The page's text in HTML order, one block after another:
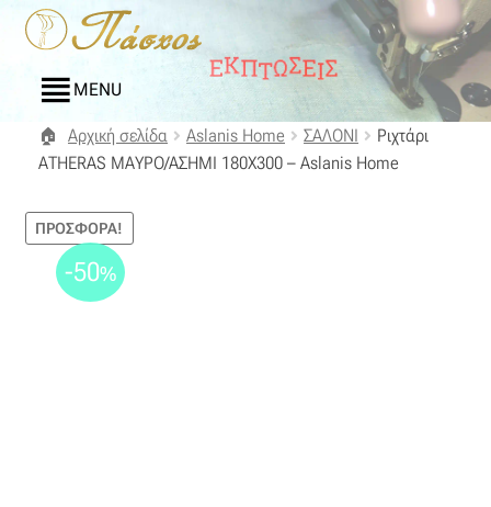
Απευθείας
μετάβαση
στην
πλοήγηση
Μετάβαση
σε
περιεχόμενο
MENU
Αρχική
Compare
Αρχική σελίδα Aslanis Home ΣΑΛΟΝΙ
Ριχτάρι
ΑΤΗΕRΑS ΜΑΥΡΟ/ΑΣΗΜΙ 180Χ300 – Aslanis Home
ΠΡΟΣΦΟΡΆ!
-50%